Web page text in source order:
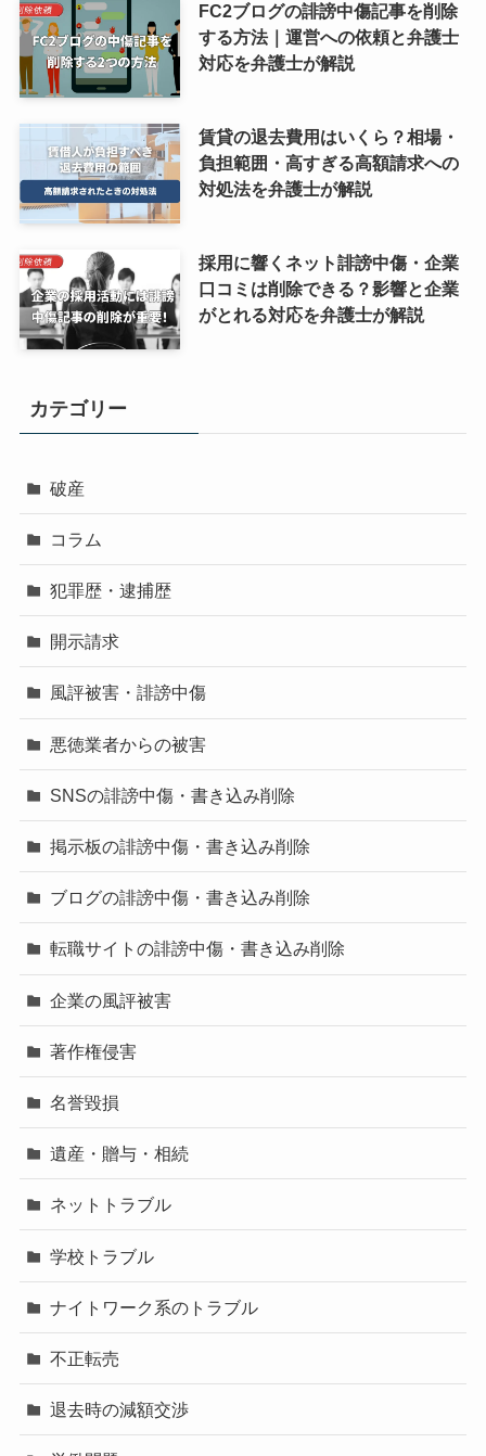
FC2ブログの誹謗中傷記事を削除
する方法｜運営への依頼と弁護士
対応を弁護士が解説
賃貸の退去費用はいくら？相場・
負担範囲・高すぎる高額請求への
対処法を弁護士が解説
採用に響くネット誹謗中傷・企業
口コミは削除できる？影響と企業
がとれる対応を弁護士が解説
カテゴリー
破産
コラム
犯罪歴・逮捕歴
開示請求
風評被害・誹謗中傷
悪徳業者からの被害
SNSの誹謗中傷・書き込み削除
掲示板の誹謗中傷・書き込み削除
ブログの誹謗中傷・書き込み削除
転職サイトの誹謗中傷・書き込み削除
企業の風評被害
著作権侵害
名誉毀損
遺産・贈与・相続
ネットトラブル
学校トラブル
ナイトワーク系のトラブル
不正転売
退去時の減額交渉